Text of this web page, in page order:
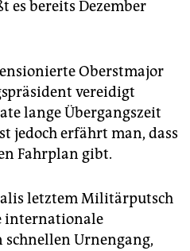
es bereits Dezember
Oberstmajor
vereidigt
lange Übergangszeit
jedoch erfährt man, dass
Fahrplan gibt.
letztem Militärputsch
internationale
schnellen Urnengang,